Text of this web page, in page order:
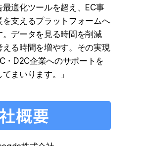
最適化ツールを超え、EC事
を支えるプラットフォームへ
。データを見る時間を削減
える時間を増やす。その実現
・D2C企業へのサポートを
まいります。」
概要